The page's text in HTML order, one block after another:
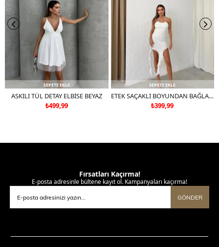
SEPETE EKLE
ASKILI TÜL DETAY ELBİSE BEYAZ
₺499,99
SEPETE EKLE
ETEK SAÇAKLI BOYUNDAN BAĞLAMALI TÜL ASTARLI ELBİSE BEYAZ
₺399,99
Fırsatları Kaçırma!
E-posta adresinle bültene kayıt ol. Kampanyaları kaçırma!
GÖNDER